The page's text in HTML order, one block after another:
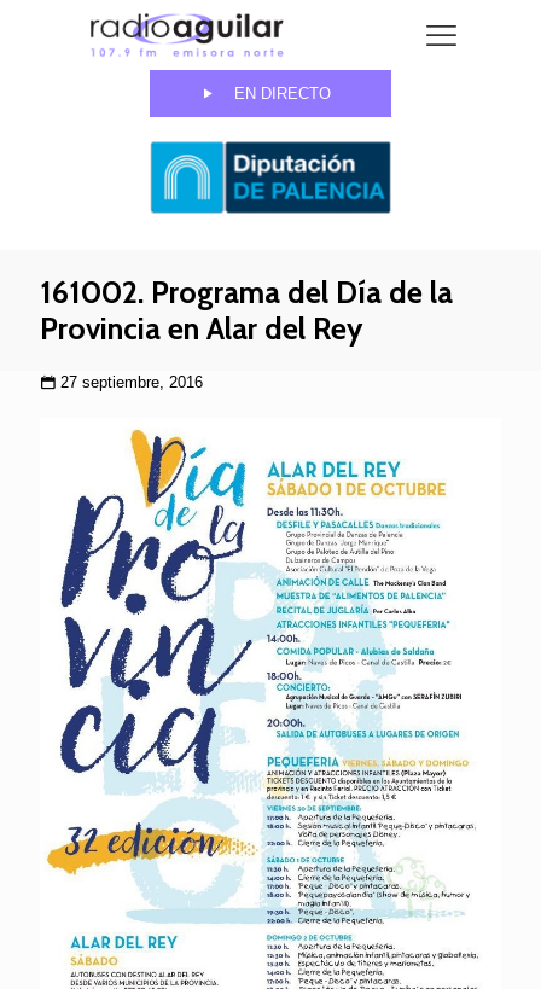
EN DIRECTO
161002. Programa del Día de la
Provincia en Alar del Rey
27 septiembre, 2016